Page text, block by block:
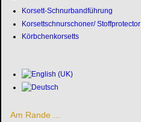
Korsett-Schnurbandführung
Korsettschnurschoner/ Stoffprotector
Körbchenkorsetts
Am Rande ...